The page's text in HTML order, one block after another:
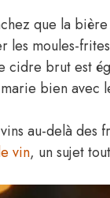
que la
moules-
cidre brut est
bien avec
au-delà
vin, un sujet